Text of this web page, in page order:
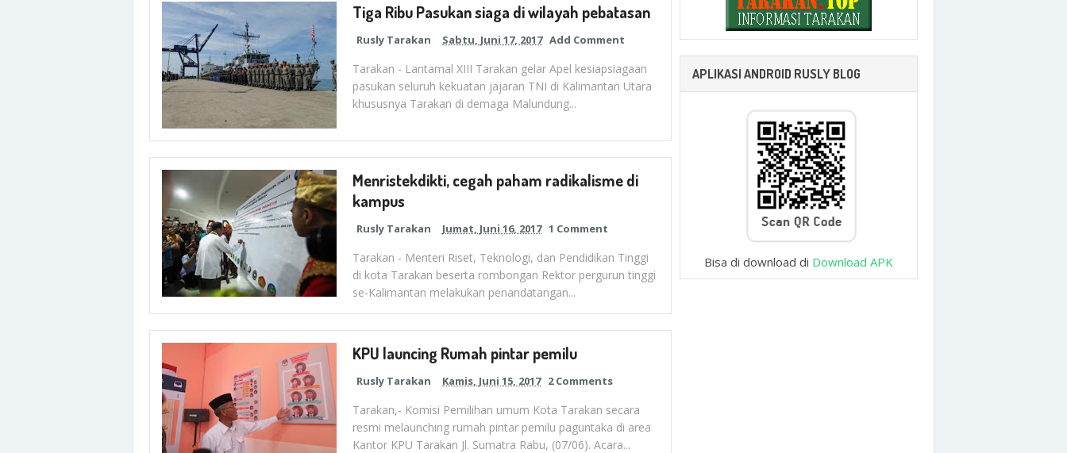
Tiga Ribu Pasukan siaga di wilayah pebatasan
Rusly Tarakan Sabtu, Juni 17, 2017 Add Comment
Tarakan - Lantamal XIII Tarakan gelar Apel kesiapsiagaan
pasukan seluruh kekuatan jajaran TNI di Kalimantan Utara
khususnya Tarakan di demaga Malundung...
Menristekdikti, cegah paham radikalisme di
kampus
Rusly Tarakan Jumat, Juni 16, 2017 1 Comment
Tarakan - Menteri Riset, Teknologi, dan Pendidikan Tinggi
di kota Tarakan beserta rombongan Rektor pergurun tinggi
se-Kalimantan melakukan penandatangan...
KPU launcing Rumah pintar pemilu
Rusly Tarakan Kamis, Juni 15, 2017 2 Comments
Tarakan,- Komisi Pemilihan umum Kota Tarakan secara
resmi melaunching rumah pintar pemilu paguntaka di area
Kantor KPU Tarakan Jl. Sumatra Rabu, (07/06). Acara...
APLIKASI ANDROID RUSLY BLOG
Bisa di download di Download APK